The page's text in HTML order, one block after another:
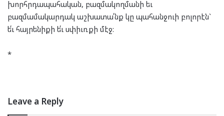
խորհրդապահական, բազմակողմանի եւ
բազմամակարդակ աշխատա՛նք կը պահանջուի բոլորէն`
ե՛ւ հայրենիքի ե՛ւ սփիւռքի մէջ:
*
Leave a Reply